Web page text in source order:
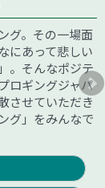
グ。その一場面
にあって悲しい
。そんなポジテ
ロギングジャパ
させていただき
グ」をみんなで